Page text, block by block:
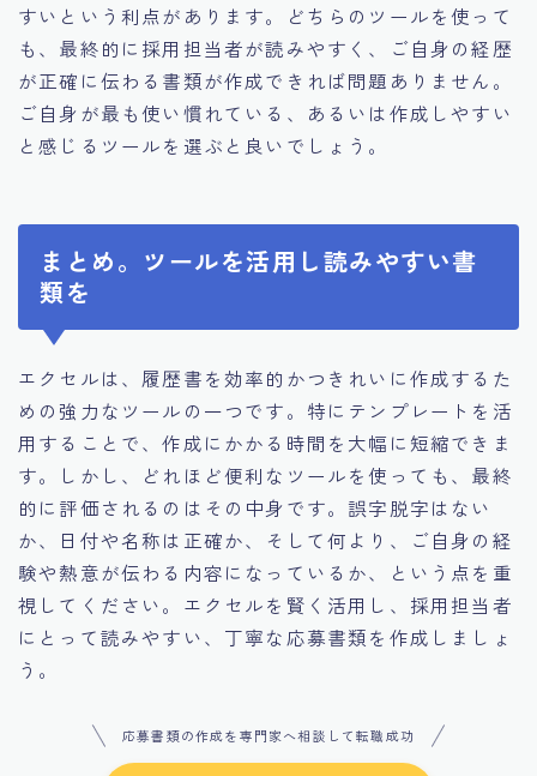
すいという利点があります。どちらのツールを使って
も、最終的に採用担当者が読みやすく、ご自身の経歴
が正確に伝わる書類が作成できれば問題ありません。
ご自身が最も使い慣れている、あるいは作成しやすい
と感じるツールを選ぶと良いでしょう。
まとめ。ツールを活用し読みやすい書
類を
エクセルは、履歴書を効率的かつきれいに作成するた
めの強力なツールの一つです。特にテンプレートを活
用することで、作成にかかる時間を大幅に短縮できま
す。しかし、どれほど便利なツールを使っても、最終
的に評価されるのはその中身です。誤字脱字はない
か、日付や名称は正確か、そして何より、ご自身の経
験や熱意が伝わる内容になっているか、という点を重
視してください。エクセルを賢く活用し、採用担当者
にとって読みやすい、丁寧な応募書類を作成しましょ
う。
応募書類の作成を専門家へ相談して転職成功